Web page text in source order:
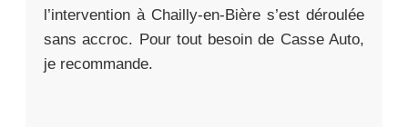
l’intervention à Chailly-en-Bière s’est déroulée
sans accroc. Pour tout besoin de Casse Auto,
je recommande.